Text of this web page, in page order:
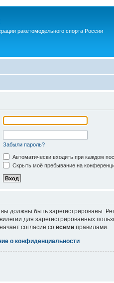
ракетомодельного спорта России
Забыли пароль?
Автоматически входить при каждом
Скрыть моё пребывание на
должны быть зарегистрированы.
для зарегистрированных
согласие со всеми правилами.
о конфиденциальности